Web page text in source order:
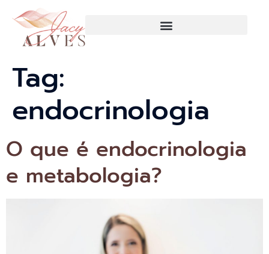
Tag:
endocrinologia
O que é endocrinologia
e metabologia?